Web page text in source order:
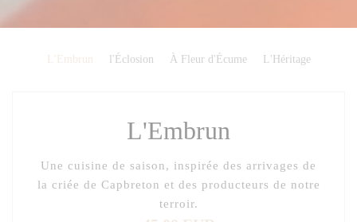
L'Embrun l'Éclosion À Fleur d'Écume L'Héritage
L'Embrun
Une cuisine de saison, inspirée des arrivages de
la criée de Capbreton et des producteurs de notre
terroir.